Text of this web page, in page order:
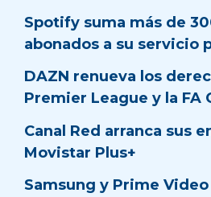
Spotify suma más de
abonados a su servicio
DAZN renueva los
Premier League y la FA
Canal Red arranca sus
Movistar Plus+
Samsung y Prime